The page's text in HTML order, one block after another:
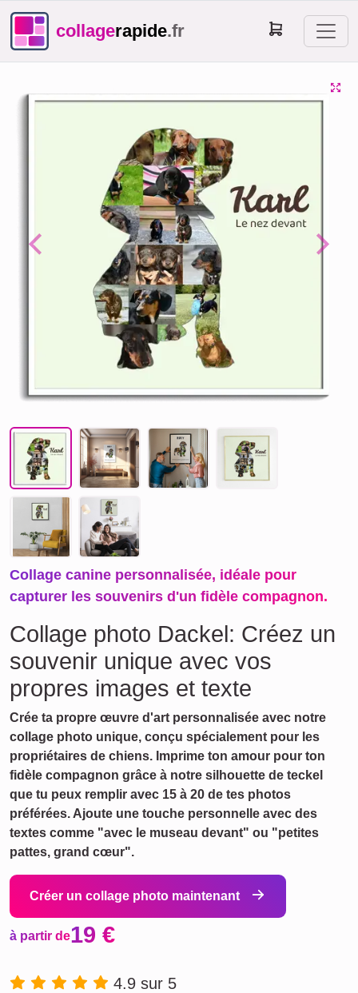
collagerapide.fr
Previous Next
Collage canine personnalisée, idéale pour
capturer les souvenirs d'un fidèle compagnon.
Collage photo Dackel: Créez un
souvenir unique avec vos
propres images et texte
Crée ta propre œuvre d'art personnalisée avec notre
collage photo unique, conçu spécialement pour les
propriétaires de chiens. Imprime ton amour pour ton
fidèle compagnon grâce à notre silhouette de teckel
que tu peux remplir avec 15 à 20 de tes photos
préférées. Ajoute une touche personnelle avec des
textes comme "avec le museau devant" ou "petites
pattes, grand cœur".
Créer un collage photo maintenant
à partir de19 €
4.9 sur 5